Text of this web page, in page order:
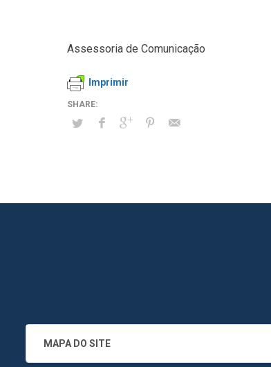
Assessoria de Comunicação
Imprimir
MAPA DO SITE